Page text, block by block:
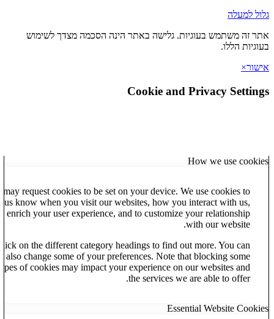
גלול למעלה
אתר זה משתמש בעוגיות. גלישה באתר הינה הסכמה מצדך לשימוש
בעוגיות הללו.
אישור×
Cookie and Privacy Settings
How we use cookies
may request cookies to be set on your device. We use cookies to
us know when you visit our websites, how you interact with us,
enrich your user experience, and to customize your relationship
with our website.
on the different category headings to find out more. You can
also change some of your preferences. Note that blocking some
of cookies may impact your experience on our websites and
the services we are able to offer.
Essential Website Cookies